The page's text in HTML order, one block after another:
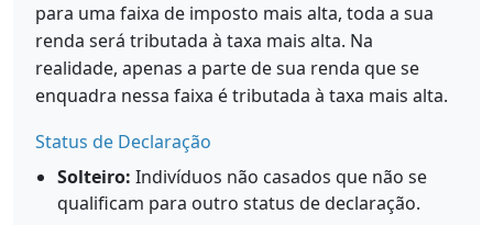
para uma faixa de imposto mais alta, toda a sua
renda será tributada à taxa mais alta. Na
realidade, apenas a parte de sua renda que se
enquadra nessa faixa é tributada à taxa mais alta.
Status de Declaração
Solteiro: Indivíduos não casados que não se
qualificam para outro status de declaração.